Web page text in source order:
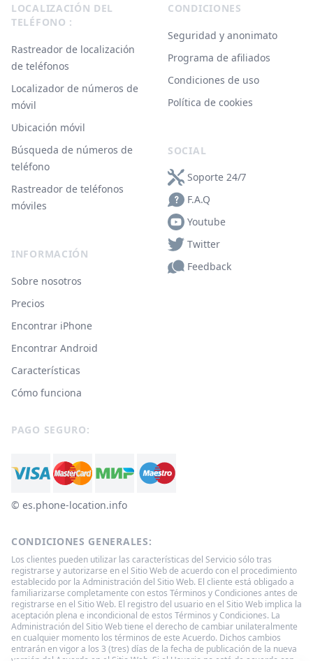
LOCALIZACIÓN DEL
TELÉFONO :
Rastreador de localización
de teléfonos
Localizador de números de
móvil
Ubicación móvil
Búsqueda de números de
teléfono
Rastreador de teléfonos
móviles
INFORMACIÓN
Sobre nosotros
Precios
Encontrar iPhone
Encontrar Android
Características
Cómo funciona
CONDICIONES
Seguridad y anonimato
Programa de afiliados
Condiciones de uso
Política de cookies
SOCIAL
Soporte 24/7
F.A.Q
Youtube
Twitter
Feedback
PAGO SEGURO:
© ‌es.phone-location.info
CONDICIONES GENERALES:
Los clientes pueden utilizar las características del Servicio sólo tras
registrarse y autorizarse en el Sitio Web de acuerdo con el procedimiento
establecido por la Administración del Sitio Web. El cliente está obligado a
familiarizarse completamente con estos Términos y Condiciones antes de
registrarse en el Sitio Web. El registro del usuario en el Sitio Web implica la
aceptación plena e incondicional de estos Términos y Condiciones. La
Administración del Sitio Web tiene el derecho de cambiar unilateralmente
en cualquier momento los términos de este Acuerdo. Dichos cambios
entrarán en vigor a los 3 (tres) días de la fecha de publicación de la nueva